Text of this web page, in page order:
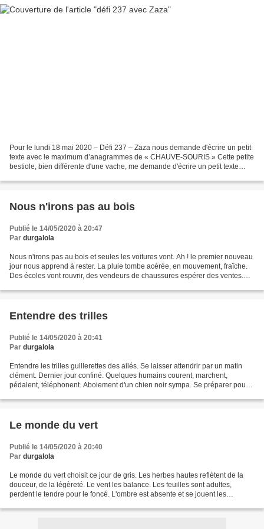
Pour le lundi 18 mai 2020 – Défi 237 – Zaza nous demande d'écrire un petit
texte avec le maximum d’anagrammes de « CHAUVE-SOURIS » Cette petite
bestiole, bien différente d'une vache, me demande d'écrire un petit texte
Nous n'irons pas au bois
Publié le 14/05/2020 à 20:47
Par durgalola
Nous n'irons pas au bois et seules les voitures vont. Ah ! le premier nouveau
jour nous apprend à rester. La pluie tombe acérée, en mouvement, fraîche.
Des écoles vont rouvrir, des vendeurs de chaussures espérer des ventes.
Entendre des trilles
Publié le 14/05/2020 à 20:41
Par durgalola
Entendre les trilles guillerettes des ailés. Se laisser attendrir par un matin
clément. Dernier jour confiné. Quelques humains courent, marchent,
pédalent, téléphonent. Aboiement d'un chien noir sympa. Se préparer pour
Le monde du vert
Publié le 14/05/2020 à 20:40
Par durgalola
Le monde du vert choisit ce jour de gris. Les herbes hautes reflètent de la
douceur, de la légèreté. Le vent les balance. Les feuilles sont adultes,
perdent le tendre pour le foncé. L'ombre est absente et se jouent les